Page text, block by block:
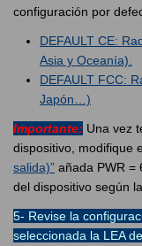
configuración por
DEFAULT CE:
Asia y Oceanía).
DEFAULT FCC:
Japón…)
Importante: Una vez
dispositivo, modifique
salida)” añada PWR =
del dispositivo según
5- Revise la
seleccionada la LEA